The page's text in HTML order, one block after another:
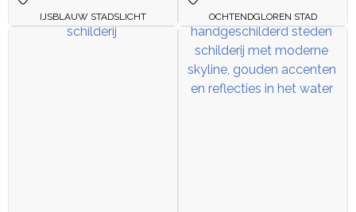
IJSBLAUW STADSLICHT OCHTENDGLOREN STAD